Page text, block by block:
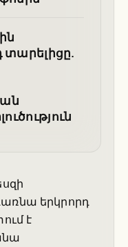
տարելիցը.
երկրորդ
է